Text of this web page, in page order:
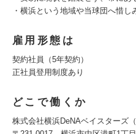
・横浜という地域や当球団へ惜
雇用形態は
契約社員（5年契約）
正社員登用制度あり
どこで働くか
株式会社横浜DeNAベイスターズ（